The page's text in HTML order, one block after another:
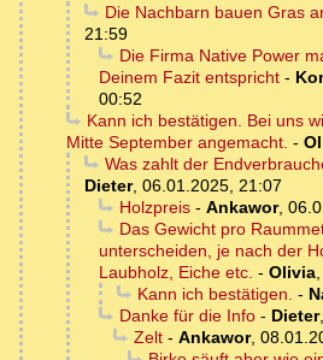
Die Nachbarn bauen Gras
21:59
Die Firma Native Power
Deinem Fazit entspricht -
00:52
Kann ich bestätigen. Bei uns
Mitte September angemacht. -
Was zahlt der
Dieter, 06.01.2025, 21:07
Holzpreis- Ankawor,
Das Gewicht pro
unterscheiden, je nach der
Laubholz, Eiche etc. - Olivia,
Kann ich bestätigen. -
Danke für die Info- Dieter,
Zelt- Ankawor,